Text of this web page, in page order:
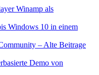
Winamp als
Windows 10 in einem
– Alte Beitrage
Demo von